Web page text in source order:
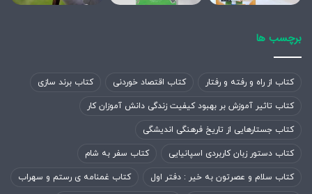
برچسب ها
کتاب از راه و رفته و رفتار کتاب اقتصاد خوردنی کتاب برند سازی
کتاب تاثیر آموزش بر بهبود کیفیت زندگی دانش آموزان کار
کتاب جستارهایی از تاریخ فرهنگی اندیشگی
کتاب دستور زبان کاربردی اسپانیایی کتاب سفر به شام
کتاب سلام و عصرتون به خیر : دفتر اول کتاب غمنامه ی رستم و سهراب